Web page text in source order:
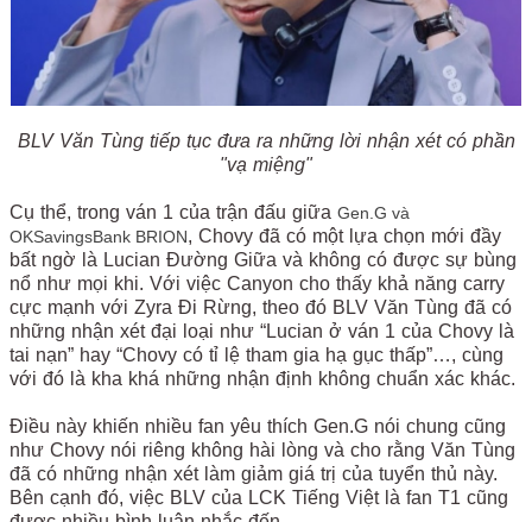
BLV Văn Tùng tiếp tục đưa ra những lời nhận xét có phần
"vạ miệng"
Cụ thể, trong ván 1 của trận đấu giữa Gen.G và
OKSavingsBank BRION, Chovy đã có một lựa chọn mới đầy
bất ngờ là Lucian Đường Giữa và không có được sự bùng
nổ như mọi khi. Với việc Canyon cho thấy khả năng carry
cực mạnh với Zyra Đi Rừng, theo đó BLV Văn Tùng đã có
những nhận xét đại loại như “Lucian ở ván 1 của Chovy là
tai nạn” hay “Chovy có tỉ lệ tham gia hạ gục thấp”…, cùng
với đó là kha khá những nhận định không chuẩn xác khác.
Điều này khiến nhiều fan yêu thích Gen.G nói chung cũng
như Chovy nói riêng không hài lòng và cho rằng Văn Tùng
đã có những nhận xét làm giảm giá trị của tuyển thủ này.
Bên cạnh đó, việc BLV của LCK Tiếng Việt là fan T1 cũng